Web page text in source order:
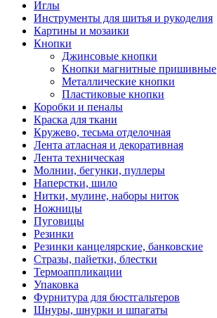
Иглы
Инструменты для шитья и рукоделия
Картины и мозаики
Кнопки
Джинсовые кнопки
Кнопки магнитные пришивные
Металлические кнопки
Пластиковые кнопки
Коробки и пеналы
Краска для ткани
Кружево, тесьма отделочная
Лента атласная и декоративная
Лента техническая
Молнии, бегунки, пуллеры
Наперстки, шило
Нитки, мулине, наборы ниток
Ножницы
Пуговицы
Резинки
Резинки канцелярские, банковские
Стразы, пайетки, блестки
Термоаппликации
Упаковка
Фурнитура для бюстгальтеров
Шнуры, шнурки и шпагаты